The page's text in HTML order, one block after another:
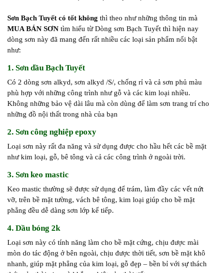
Sơn Bạch Tuyết có tốt không thì theo như những thông tin mà
MUA BÁN SƠN tìm hiểu từ Dòng sơn Bạch Tuyết thì hiện nay
dòng sơn này đã mang đến rất nhiều các loại sản phẩm nổi bật
như:
1. Sơn dầu Bạch Tuyết
Có 2 dòng sơn alkyd, sơn alkyd /S/, chống rỉ và cả sơn phủ màu
phù hợp với những công trình như gỗ và các kim loại nhiều.
Không những bảo vệ dài lâu mà còn dùng để làm sơn trang trí cho
những đồ nội thất trong nhà của bạn
2. Sơn công nghiệp epoxy
Loại sơn này rất đa năng và sử dụng được cho hầu hết các bề mặt
như kim loại, gỗ, bê tông và cả các công trình ở ngoài trời.
3. Sơn keo mastic
Keo mastic thường sẽ được sử dụng để trám, làm đầy các vết nứt
vỡ, trên bề mặt tường, vách bê tông, kim loại giúp cho bề mặt
phẳng đều dễ dàng sơn lớp kế tiếp.
4. Dầu bóng 2k
Loại sơn này có tính năng làm cho bề mặt cứng, chịu được mài
mòn do tác động ở bên ngoài, chịu được thời tiết, sơn bề mặt khô
nhanh, giúp mặt phẳng của kim loại, gỗ đẹp – bền bỉ với sự thách